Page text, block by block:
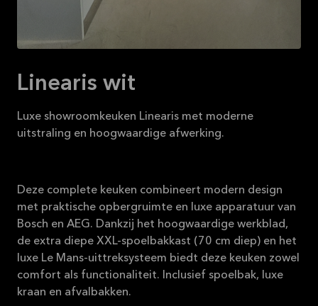
Linearis wit
Luxe showroomkeuken Linearis met moderne
uitstraling en hoogwaardige afwerking.
Deze complete keuken combineert modern design
met praktische opbergruimte en luxe apparatuur van
Bosch en AEG. Dankzij het hoogwaardige werkblad,
de extra diepe XXL-spoelbakkast (70 cm diep) en het
luxe Le Mans-uittreksysteem biedt deze keuken zowel
comfort als functionaliteit. Inclusief spoelbak, luxe
kraan en afvalbakken.